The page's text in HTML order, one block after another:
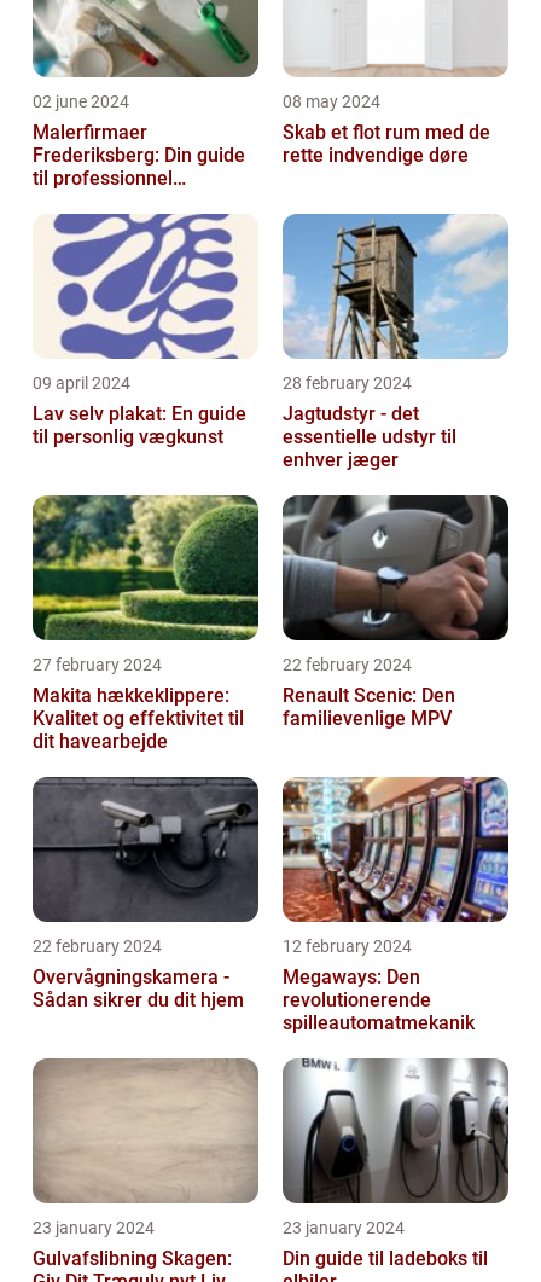
02 june 2024
Malerfirmaer
Frederiksberg: Din guide
til professionnel
08 may 2024
Skab et flot rum med de
rette indvendige døre
09 april 2024
Lav selv plakat: En guide
til personlig vægkunst
28 february 2024
Jagtudstyr - det
essentielle udstyr til
enhver jæger
27 february 2024
Makita hækkeklippere:
Kvalitet og effektivitet til
dit havearbejde
22 february 2024
Renault Scenic: Den
familievenlige MPV
22 february 2024
Overvågningskamera -
Sådan sikrer du dit hjem
12 february 2024
Megaways: Den
revolutionerende
spilleautomatmekanik
23 january 2024
Gulvafslibning Skagen:
23 january 2024
Din guide til ladeboks til